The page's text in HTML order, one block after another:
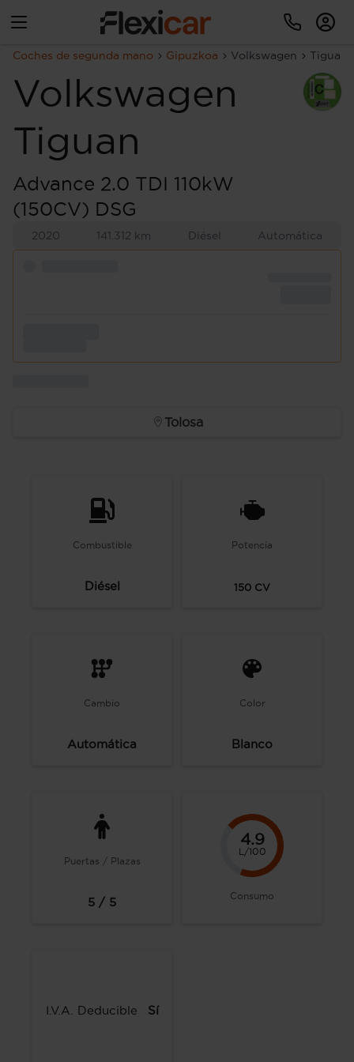
Coches de segunda mano Gipuzkoa Volkswagen Tiguan
Volkswagen
Tiguan
Advance 2.0 TDI 110kW
(150CV) DSG
2020 141.312 km Diésel Automática
Tolosa
Combustible
Diésel
Potencia
150 CV
Cambio
Automática
Color
Blanco
Puertas / Plazas
5 / 5
4.9
L/100
Consumo
I.V.A. Deducible Sí